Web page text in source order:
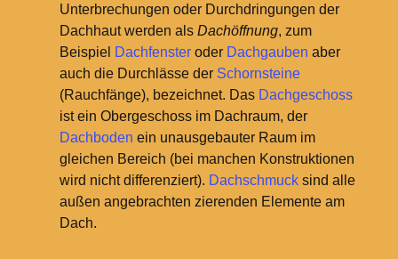
Unterbrechungen oder Durchdringungen der
Dachhaut werden als Dachöffnung, zum
Beispiel Dachfensteroder Dachgauben aber
auch die Durchlässe der Schornsteine
(Rauchfänge), bezeichnet. Das Dachgeschoss
ist ein Obergeschoss im Dachraum, der
Dachboden ein unausgebauter Raum im
gleichen Bereich (bei manchen Konstruktionen
wird nicht differenziert). Dachschmucksind alle
außen angebrachten zierenden Elemente am
Dach.